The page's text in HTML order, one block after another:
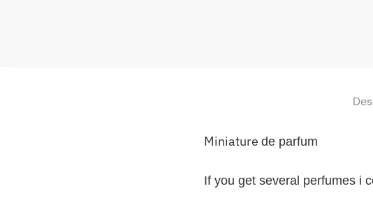
Miniaturede parfum
If you get several perfumes i